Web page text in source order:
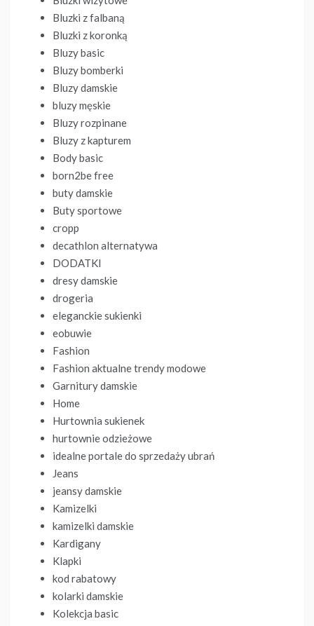
Bluzki z falbaną
Bluzki z koronką
Bluzy basic
Bluzy bomberki
Bluzy damskie
bluzy męskie
Bluzy rozpinane
Bluzy z kapturem
Body basic
born2be free
buty damskie
Buty sportowe
cropp
decathlon alternatywa
DODATKI
dresy damskie
drogeria
eleganckie sukienki
eobuwie
Fashion
Fashion aktualne trendy modowe
Garnitury damskie
Home
Hurtownia sukienek
hurtownie odzieżowe
idealne portale do sprzedaży ubrań
Jeans
jeansy damskie
Kamizelki
kamizelki damskie
Kardigany
Klapki
kod rabatowy
kolarki damskie
Kolekcja basic